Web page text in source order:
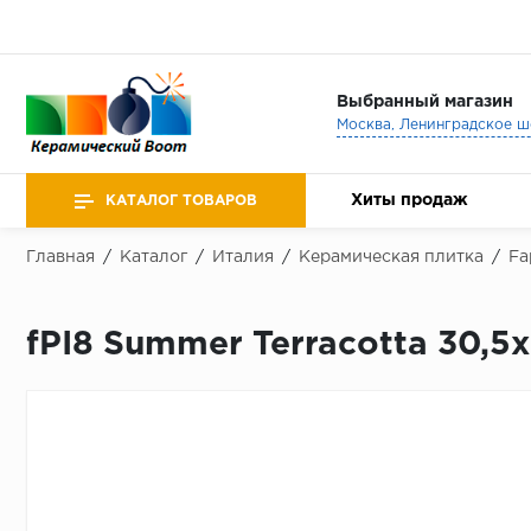
Выбранный магазин
КАТАЛОГ ТОВАРОВ Хиты продаж
Главная / Каталог / Италия / Керамическая плитка /
fPI8 Summer Terracotta